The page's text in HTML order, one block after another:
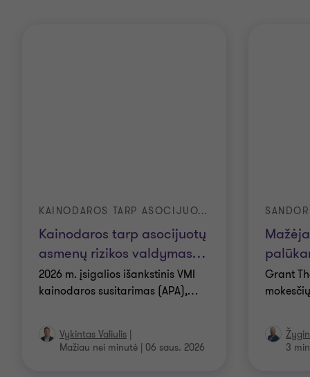
Kainodaros tarp asocijuotų
asmenų rizikos valdymas…
KAINODAROS TARP ASOCIJUOTŲ ASMENŲ RIZIKOS VALDYMAS 2026 M.
2026 m. įsigalios išankstinis VMI
kainodaros susitarimas (APA),…
Vykintas Valiulis |
Mažiau nei minutė | 06 saus. 2026
Grant
3